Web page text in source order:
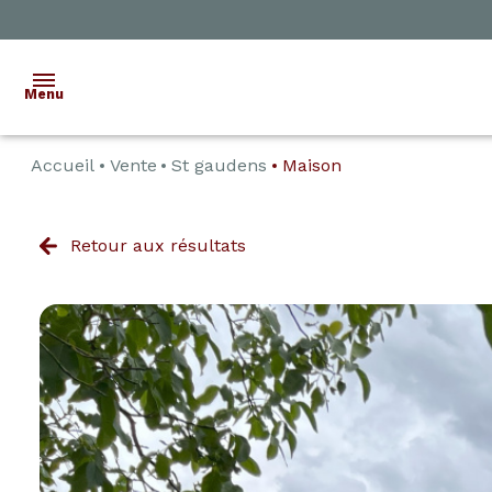
Menu
VENTE
ESTIMATION
ALERTE
E-MAIL
CONTACT
Accueil Vente St gaudens Maison
Retour aux résultats